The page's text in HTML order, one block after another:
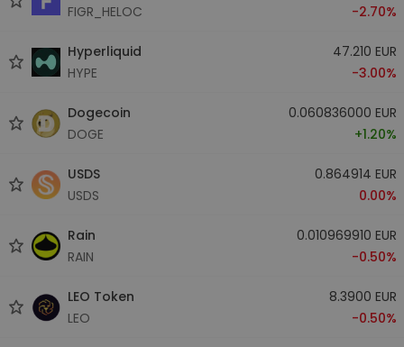
FIGR_HELOC
-2.70%
Hyperliquid
HYPE
47.210 EUR
-3.00%
Dogecoin
DOGE
0.060836000 EUR
+1.20%
USDS
USDS
0.864914 EUR
0.00%
Rain
RAIN
0.010969910 EUR
-0.50%
LEO Token
LEO
8.3900 EUR
-0.50%